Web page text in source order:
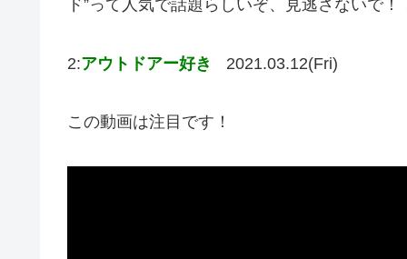
ド”って人気で話題らしいぞ、見逃さないで！
2:アウトドアー好き 2021.03.12(Fri)
この動画は注目です！